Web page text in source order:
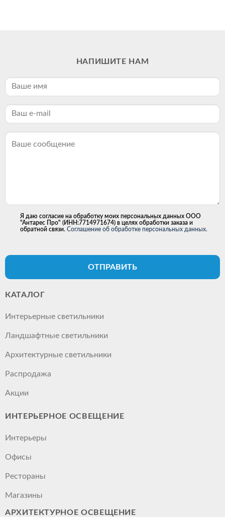
НАПИШИТЕ НАМ
Я даю согласие на обработку моих персональных данных ООО
"Антарес Про" (ИНН:7714971674) в целях обработки заказа и
обратной связи. Соглашение об обработке персональных данных.
ОТПРАВИТЬ
КАТАЛОГ
Интерьерные светильники
Ландшафтные светильники
Архитектурные светильники
Распродажа
Акции
ИНТЕРЬЕРНОЕ ОСВЕЩЕНИЕ
Интерьеры
Офисы
Рестораны
Магазины
АРХИТЕКТУРНОЕ ОСВЕЩЕНИЕ